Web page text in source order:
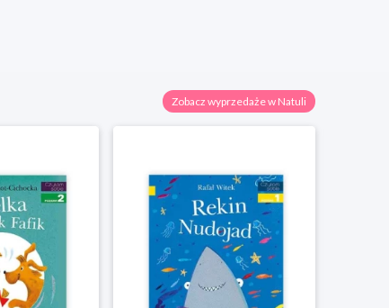
Zobacz wyprzedaże w Natuli